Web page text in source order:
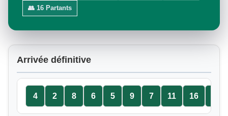
👥 16 Partants
Arrivée définitive
4 2 8 6 5 9 7 11 16